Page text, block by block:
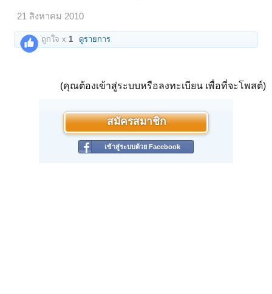
21 สิงหาคม 2010
ถูกใจ x1 ดูรายการ
(คุณต้องเข้าสู่ระบบหรือลงทะเบียน เพื่อที่จะโพสต์)
สมัครสมาชิก
เข้าสู่ระบบด้วย Facebook